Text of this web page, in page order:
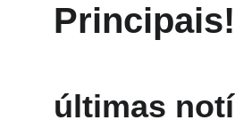
Principais!
últimas